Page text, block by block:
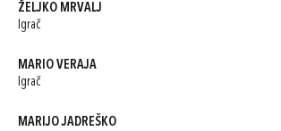
ŽELJKO MRVALJ
Igrač
MARIO VERAJA
Igrač
MARIJO JADREŠKO